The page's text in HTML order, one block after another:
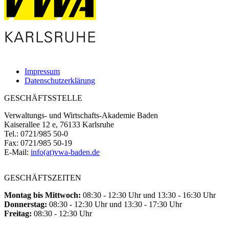
Impressum
Datenschutzerklärung
GESCHÄFTSSTELLE
Verwaltungs- und Wirtschafts-Akademie Baden
Kaiserallee 12 e, 76133 Karlsruhe
Tel.: 0721/985 50-0
Fax: 0721/985 50-19
E-Mail: info(at)vwa-baden.de
GESCHÄFTSZEITEN
Montag bis Mittwoch: 08:30 - 12:30 Uhr und 13:30 - 16:30 Uhr
Donnerstag: 08:30 - 12:30 Uhr und 13:30 - 17:30 Uhr
Freitag: 08:30 - 12:30 Uhr